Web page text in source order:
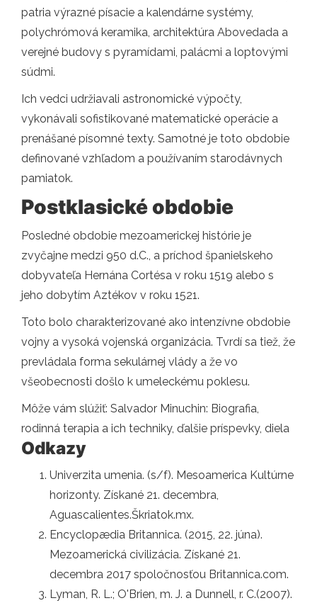
patria výrazné písacie a kalendárne systémy,
polychrómová keramika, architektúra Abovedada a
verejné budovy s pyramídami, palácmi a loptovými
súdmi.
Ich vedci udržiavali astronomické výpočty,
vykonávali sofistikované matematické operácie a
prenášané písomné texty. Samotné je toto obdobie
definované vzhľadom a používaním starodávnych
pamiatok.
Postklasické obdobie
Posledné obdobie mezoamerickej histórie je
zvyčajne medzi 950 d.C., a príchod španielskeho
dobyvateľa Hernána Cortésa v roku 1519 alebo s
jeho dobytím Aztékov v roku 1521.
Toto bolo charakterizované ako intenzívne obdobie
vojny a vysoká vojenská organizácia. Tvrdí sa tiež, že
prevládala forma sekulárnej vlády a že vo
všeobecnosti došlo k umeleckému poklesu.
Môže vám slúžiť: Salvador Minuchin: Biografia,
rodinná terapia a ich techniky, ďalšie príspevky, diela
Odkazy
Univerzita umenia. (s/f). Mesoamerica Kultúrne
horizonty. Získané 21. decembra,
Aguascalientes.Škriatok.mx.
Encyclopædia Britannica. (2015, 22. júna).
Mezoamerická civilizácia. Získané 21.
decembra 2017 spoločnosťou Britannica.com.
Lyman, R. L.; O'Brien, m. J. a Dunnell, r. C.(2007).